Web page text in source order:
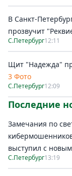
В Санкт-
прозвучит
С.Петербург12:11
Щит "Надежда"
3 Фото
С.Петербург12:09
Последние
Замечания по
выступил с
С.Петербург13:19